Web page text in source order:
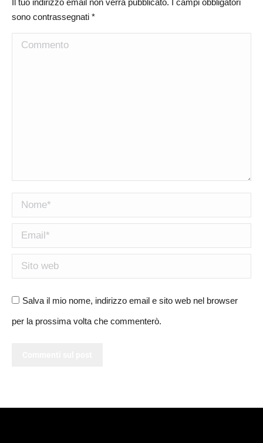
Il tuo indirizzo email non verrà pubblicato. I campi obbligatori
sono contrassegnati *
Commento
Nome *
Email *
Sito web
Salva il mio nome, indirizzo email e sito web nel browser
per la prossima volta che commenterò.